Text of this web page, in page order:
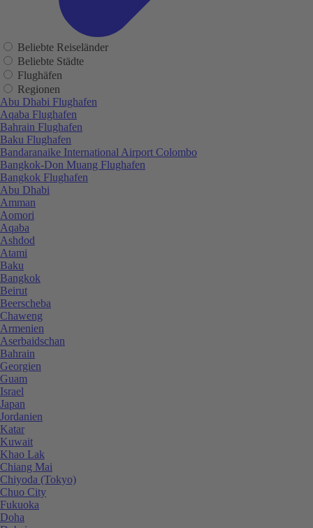
Beliebte Reiseländer
Beliebte Städte
Flughäfen
Regionen
Abu Dhabi Flughafen
Aqaba Flughafen
Bahrain Flughafen
Baku Flughafen
Bandaranaike International Airport Colombo
Bangkok-Don Muang Flughafen
Bangkok Flughafen
Abu Dhabi
Amman
Aomori
Aqaba
Ashdod
Atami
Baku
Bangkok
Beirut
Beerscheba
Chaweng
Armenien
Aserbaidschan
Bahrain
Georgien
Guam
Israel
Japan
Jordanien
Katar
Kuwait
Khao Lak
Chiang Mai
Chiyoda (Tokyo)
Chuo City
Fukuoka
Doha